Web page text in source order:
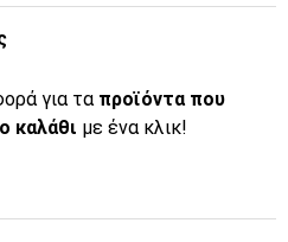
για τα προϊόντα που
καλάθι με ένα κλικ!